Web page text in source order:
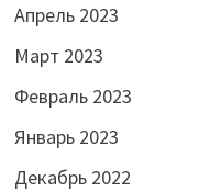
Апрель 2023
Март 2023
Февраль 2023
Январь 2023
Декабрь 2022